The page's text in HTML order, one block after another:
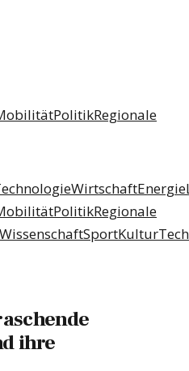
PolitikRegionale
WirtschaftEnergie
PolitikRegionale
WissenschaftSportKultur
ihre